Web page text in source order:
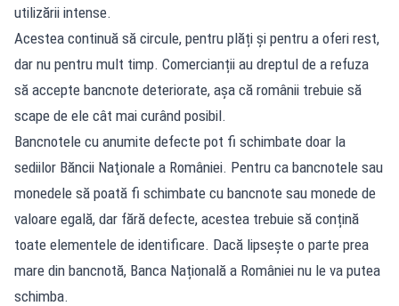
utilizării intense.
Acestea continuă să circule, pentru plăți și pentru a oferi rest,
dar nu pentru mult timp. Comercianții au dreptul de a refuza
să accepte bancnote deteriorate, așa că românii trebuie să
scape de ele cât mai curând posibil.
Bancnotele cu anumite defecte pot fi schimbate doar la
sediilor Băncii Naţionale a României. Pentru ca bancnotele sau
monedele să poată fi schimbate cu bancnote sau monede de
valoare egală, dar fără defecte, acestea trebuie să conțină
toate elementele de identificare. Dacă lipsește o parte prea
mare din bancnotă, Banca Națională a României nu le va putea
schimba.